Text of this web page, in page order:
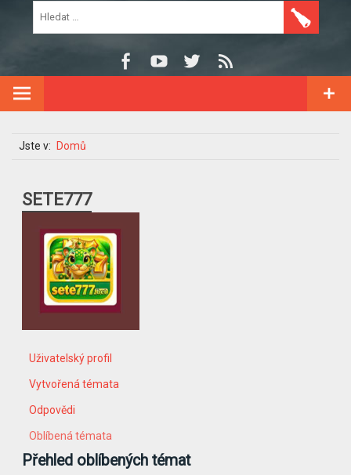
Jste v: Domů
SETE777
Uživatelský profil
Vytvořená témata
Odpovědi
Oblíbená témata
Přehled oblíbených témat